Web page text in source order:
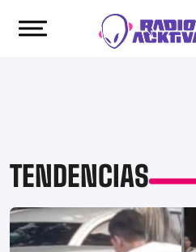
TENDENCIAS